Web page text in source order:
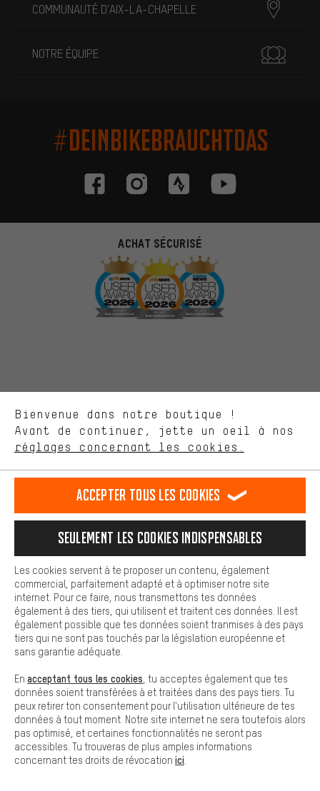
COMMUNAUTÉ D'AIX-LA-CHAPELLE
NOTRE ÉQUIPE
#DEINBIKEBRAUCHTDAS
ACHAT SÉCURISÉ
LIVRAISON RAPIDE
Laisse-toi conseiller
Rappel Programmé
Formulaire de contact
Notre politique en matière de protection de la vie privée
Bienvenue dans notre boutique !
Avant de continuer, jette un oeil à nos
réglages concernant les cookies.
Des offres plus adaptées
Au lieu de pubs au hasard, nous afficherons des offres plus
pertinentes. Les cookies de marketing nous aident à identifier tes
nous proposons grâce à ton comportement d'achat.
Plus de confort
est plus confortable. Avec les cookies de confort, nous
Nous pouvons ainsi mettre à ta disposition d'autres contenus et
informations utiles. De plus, tu as la possibilité d'utiliser des
facilement les bons produits. Par exemple, nous proposons une
facilement aux questions.
Cookies de base
Les cookies de base garantissent que tu puisses utiliser les
fonctions de notre site web.
Accepter tous les cookies
Seulement les cookies indispensables
Les cookies servent à te proposer un contenu, également
commercial, parfaitement adapté et à optimiser notre site
internet. Pour ce faire, nous transmettons tes données
également à des tiers, qui utilisent et traitent ces données. Il est
également possible que tes données soient tranmises à des pays
tiers qui ne sont pas touchés par la législation européenne et
sans garantie adéquate.
En acceptant tous les cookies , tu acceptes également que tes
données soient transférées à et traitées dans des pays tiers. Tu
peux retirer ton consentement pour l'utilisation ultérieure de tes
données à tout moment. Notre site internet ne sera toutefois alors
pas optimisé, et certaines fonctionnalités ne seront pas
accessibles. Tu trouveras de plus amples informations
concernant tes droits de révocation ici